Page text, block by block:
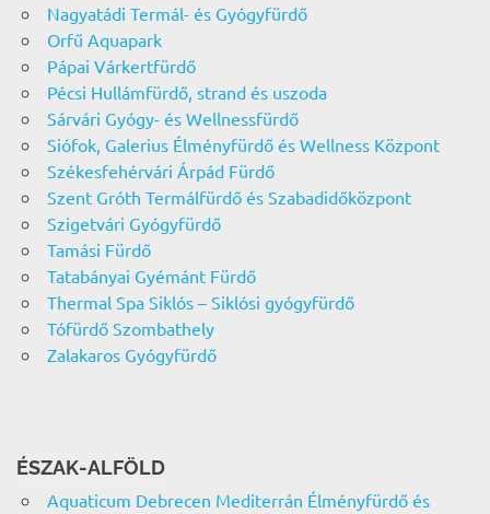
Nagyatádi Termál- és Gyógyfürdő
Orfű Aquapark
Pápai Várkertfürdő
Pécsi Hullámfürdő, strand és uszoda
Sárvári Gyógy- és Wellnessfürdő
Siófok, Galerius Élményfürdő és Wellness Központ
Székesfehérvári Árpád Fürdő
Szent Gróth Termálfürdő és Szabadidőközpont
Szigetvári Gyógyfürdő
Tamási Fürdő
Tatabányai Gyémánt Fürdő
Thermal Spa Siklós – Siklósi gyógyfürdő
Tófürdő Szombathely
Zalakaros Gyógyfürdő
ÉSZAK-ALFÖLD
Aquaticum Debrecen Mediterrán Élményfürdő és